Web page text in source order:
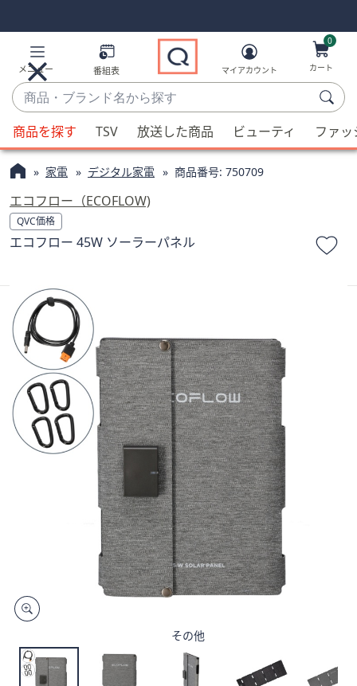
Links
Links2
メニュー 番組表
商
品・
ブ
ラ
ン
名
か
ら
候
補
が
利
用
可
能
合、
上
下
の
印
キ
ー
ま
イ
ス
左
右
マイアカウント
0
カート
商品を探す TSV 放送した商品 ビューティ ファ
家電 デジタル家電 商品番号: 750709
エコフロー（ECOFLOW)
QVC価格
エコフロー 45W ソーラーパネル
その他